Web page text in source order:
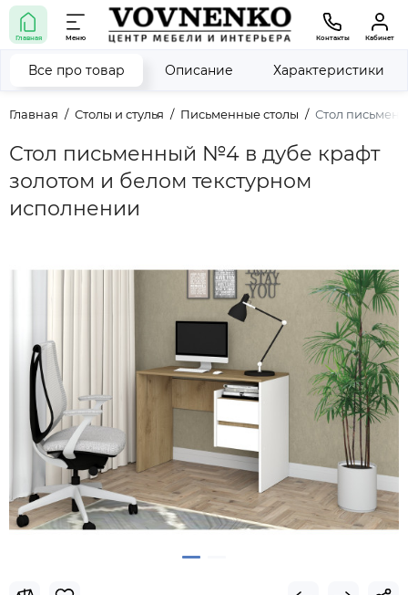
Главная Меню Контакты Кабинет
Главная Столы и стулья Письменные столы Стол
Стол письменный №4 в дубе крафт
золотом и белом текстурном
исполнении
Все про товар Описание Характеристики